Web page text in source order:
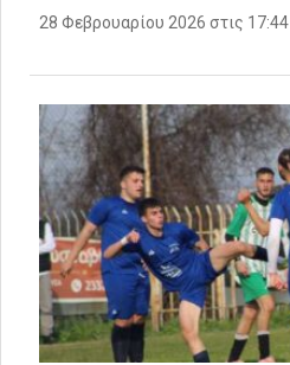
28 Φεβρουαρίου 2026 στις 17:44